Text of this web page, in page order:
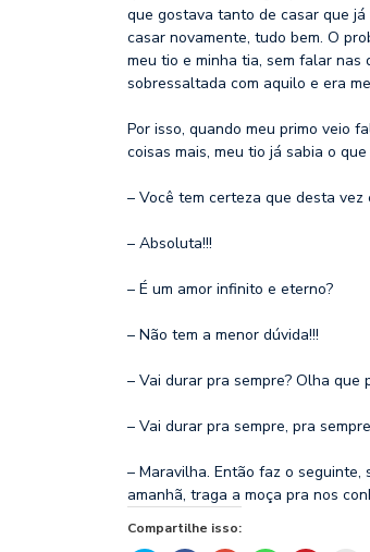
que gostava tanto de casar que
casar novamente, tudo bem. O
meu tio e minha tia, sem falar
sobressaltada com aquilo e era
Por isso, quando meu primo veio
coisas mais, meu tio já sabia o que
– Você tem certeza que desta
– Absoluta!!!
– É um amor infinito e eterno?
– Não tem a menor dúvida!!!
– Vai durar pra sempre? Olha que
– Vai durar pra sempre, pra
– Maravilha. Então faz o
amanhã, traga a moça pra nos
Compartilhe isso: